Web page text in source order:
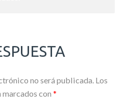
no será publicada. Los
con *